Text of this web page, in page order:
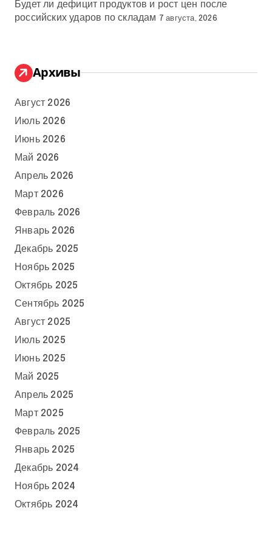
Будет ли дефицит продуктов и рост цен после
российских ударов по складам 7 августа, 2026
Архивы
Август 2026
Июль 2026
Июнь 2026
Май 2026
Апрель 2026
Март 2026
Февраль 2026
Январь 2026
Декабрь 2025
Ноябрь 2025
Октябрь 2025
Сентябрь 2025
Август 2025
Июль 2025
Июнь 2025
Май 2025
Апрель 2025
Март 2025
Февраль 2025
Январь 2025
Декабрь 2024
Ноябрь 2024
Октябрь 2024